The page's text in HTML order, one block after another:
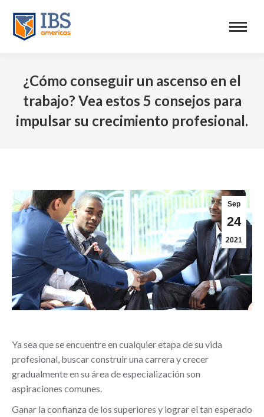
¿Cómo conseguir un ascenso en el
trabajo? Vea estos 5 consejos para
impulsar su crecimiento profesional.
Sep
24
2021
Ya sea que se encuentre en cualquier etapa de su vida
profesional, buscar construir una carrera y crecer
gradualmente en su área de especialización son
aspiraciones comunes.
Ganar la confianza de los superiores y lograr el tan esperado